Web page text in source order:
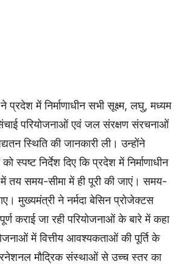
प्रदेश में निर्माणाधीन सभी सूक्ष्म, लघु, मध्यम
परियोजनाओं एवं जल संरक्षण संरचनाओं
स्थिति की जानकारी ली। उन्होंने
को स्पष्ट निर्देश दिए कि प्रदेश में निर्माणाधीन
में तय समय-सीमा में ही पूरी की जाएं। समय-
मुख्यमंत्री ने नर्मदा बेसिन प्रोजेक्टस
पूर्ण कराई जा रही परियोजनाओं के बारे में कहा
में वित्तीय आवश्यकताओं की पूर्ति के
मौद्रिक संस्थाओं से उच्च स्तर का